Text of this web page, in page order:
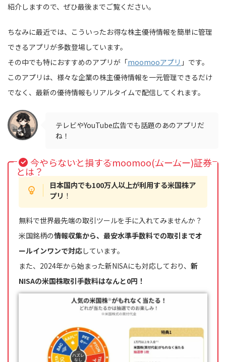
紹介しますので、ぜひ最後までご覧ください。
ちなみに最近では、こういったお得な株主優待情報を簡単に管理
できるアプリが多数登場しています。
その中でも特におすすめのアプリが「moomooアプリ 」です。
このアプリは、様々な企業の株主優待情報を一元管理できるだけ
でなく、最新の優待情報もリアルタイムで配信してくれます。
テレビやYouTube広告でも話題のあのアプリだ
ね！
今やらないと損するmoomoo(ムームー)証券
とは？
日本国内でも100万人以上が利用する米国株ア
プリ ！
無料で世界最先端の取引ツールを手に入れてみませんか？
米国銘柄の情報収集から、最安水準手数料での取引までオ
ールインワンで対応しています。
また、2024年から始まった新NISAにも対応しており、 新
NISAの米国株取引手数料はなんと0円！